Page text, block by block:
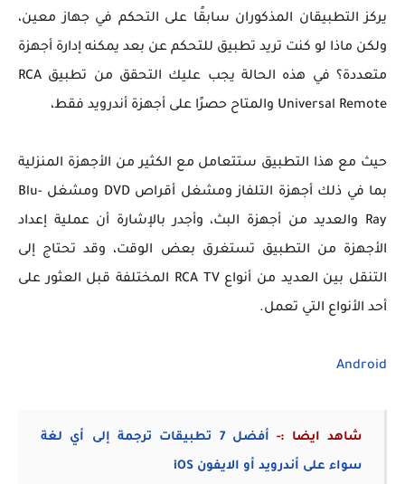
يركز التطبيقان المذكوران سابقًا على التحكم في جهاز معين،
ولكن ماذا لو كنت تريد تطبيق للتحكم عن بعد يمكنه إدارة أجهزة
متعددة؟ في هذه الحالة يجب عليك التحقق من تطبيق RCA
Universal Remote والمتاح حصرًا على أجهزة أندرويد فقط،
حيث مع هذا التطبيق ستتعامل مع الكثير من الأجهزة المنزلية
بما في ذلك أجهزة التلفاز ومشغل أقراص DVD ومشغل Blu-
Ray والعديد من أجهزة البث، وأجدر بالإشارة أن عملية إعداد
الأجهزة من التطبيق تستغرق بعض الوقت، وقد تحتاج إلى
التنقل بين العديد من أنواع RCA TV المختلفة قبل العثور على
أحد الأنواع التي تعمل.
Android
شاهد ايضا :- أفضل 7 تطبيقات ترجمة إلى أي لغة
سواء على أندرويد أو الايفون iOS